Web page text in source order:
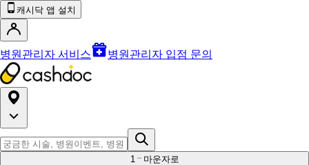
캐시닥 앱 설치
병원관리자 서비스 병원관리자 입점 문의
1 마운자로